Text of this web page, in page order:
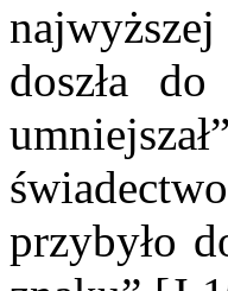
doszła
przybyło